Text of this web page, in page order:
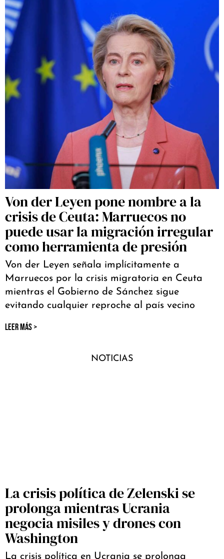
Von der Leyen pone nombre a la
crisis de Ceuta: Marruecos no
puede usar la migración irregular
como herramienta de presión
Von der Leyen señala implícitamente a
Marruecos por la crisis migratoria en Ceuta
mientras el Gobierno de Sánchez sigue
evitando cualquier reproche al país vecino
LEER MÁS >
NOTICIAS
La crisis política de Zelenski se
prolonga mientras Ucrania
negocia misiles y drones con
Washington
La crisis política en Ucrania se prolonga